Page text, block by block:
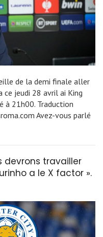
de la demi finale aller
ce jeudi 28 avril ai King
à 21h00. Traduction
Avez-vous parlé
devrons travailler
a le X factor ».